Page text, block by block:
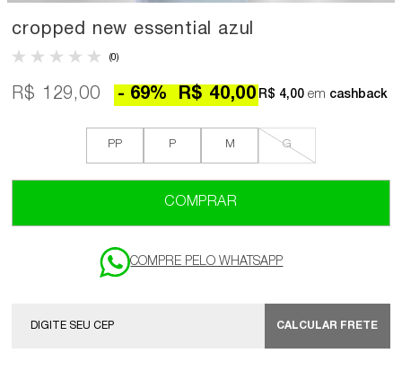
cropped new essential azul
(0)
R$ 129,00 R$ 40,00
69% R$ 4,00 em cashback
PP P M G
COMPRAR
CALCULAR FRETE